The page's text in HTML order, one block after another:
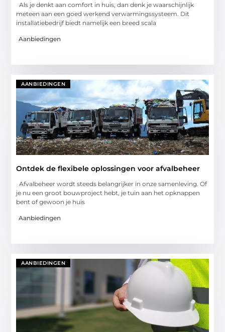
Als je denkt aan comfort in huis, dan denk je waarschijnlijk
meteen aan een goed werkend verwarmingssysteem. Dit
installatiebedrijf biedt namelijk een breed scala
Aanbiedingen
AANBIEDINGEN
Ontdek de flexibele oplossingen voor afvalbeheer
Afvalbeheer wordt steeds belangrijker in onze samenleving. Of
je nu een groot bouwproject hebt, je tuin aan het opknappen
bent of gewoon je huis
Aanbiedingen
AANBIEDINGEN